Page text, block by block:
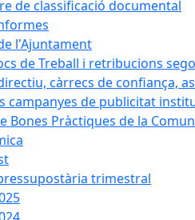
de classificació documental
l'Ajuntament
de Treball i retribucions
càrrecs de confiança,
campanyes de publicitat
Bones Pràctiques de la
trimestral